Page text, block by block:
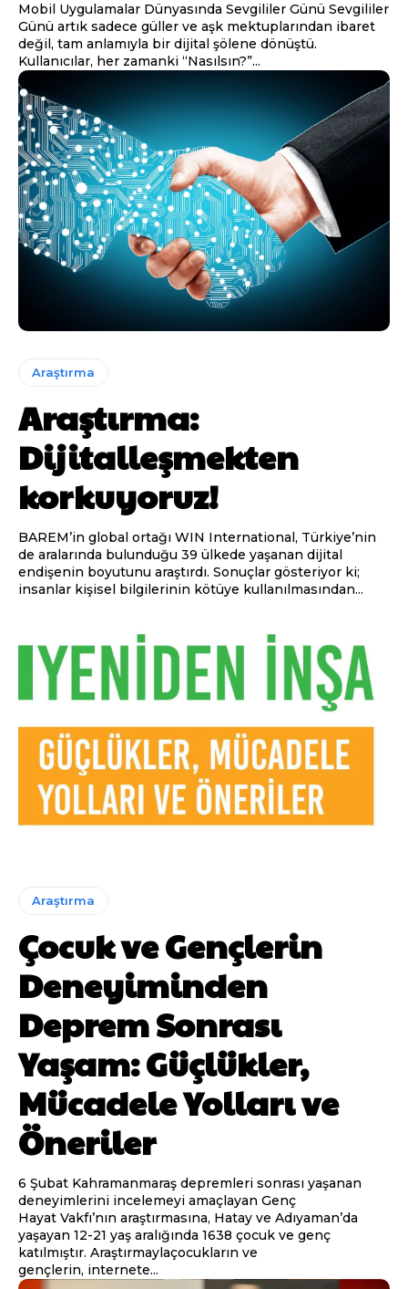
Mobil Uygulamalar Dünyasında Sevgililer Günü Sevgililer
Günü artık sadece güller ve aşk mektuplarından ibaret
değil, tam anlamıyla bir dijital şölene dönüştü.
Kullanıcılar, her zamanki “Nasılsın?”...
Araştırma
Araştırma:
Dijitalleşmekten
korkuyoruz!
BAREM’in global ortağı WIN International, Türkiye’nin
de aralarında bulunduğu 39 ülkede yaşanan dijital
endişenin boyutunu araştırdı. Sonuçlar gösteriyor ki;
insanlar kişisel bilgilerinin kötüye kullanılmasından...
Araştırma
Çocuk ve Gençlerin
Deneyiminden
Deprem Sonrası
Yaşam: Güçlükler,
Mücadele Yolları ve
Öneriler
6 Şubat Kahramanmaraş depremleri sonrası yaşanan
deneyimlerini incelemeyi amaçlayan Genç
Hayat Vakfı’nın araştırmasına, Hatay ve Adıyaman’da
yaşayan 12-21 yaş aralığında 1638 çocuk ve genç
katılmıştır. Araştırmaylaçocukların ve
gençlerin, internete...